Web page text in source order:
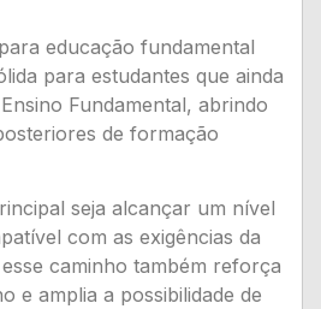
educação fundamental
para estudantes que ainda
Fundamental, abrindo
de formação
seja alcançar um nível
com as exigências da
caminho também reforça
e amplia a possibilidade de